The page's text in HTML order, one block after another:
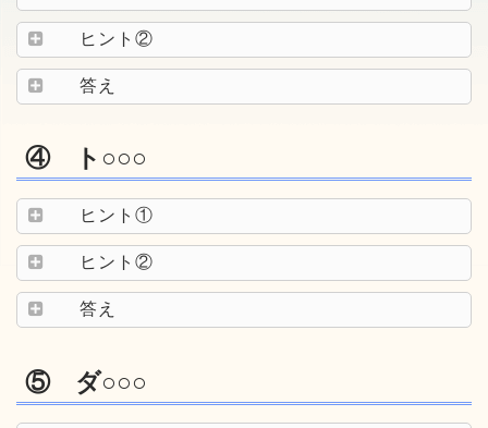
ヒント②
答え
④ ト○○○
ヒント①
ヒント②
答え
⑤ ダ○○○